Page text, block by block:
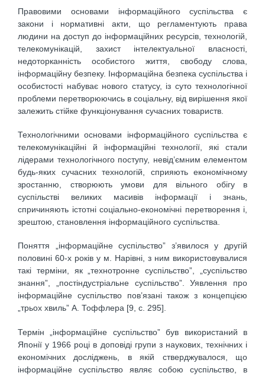
Правовими основами інформаційного суспільства є
закони і нормативні акти, що регламентують права
людини на доступ до інформаційних ресурсів, технологій,
телекомунікацій, захист інтелектуальної власності,
недоторканність особистого життя, свободу слова,
інформаційну безпеку. Інформаційна безпека суспільства і
особистості набуває нового статусу, із суто технологічної
проблеми перетворюючись в соціальну, від вирішення якої
залежить стійке функціонування сучасних товариств.
Технологічними основами інформаційного суспільства є
телекомунікаційні й інформаційні технології, які стали
лідерами технологічного поступу, невід’ємним елементом
будь-яких сучасних технологій, сприяють економічному
зростанню, створюють умови для вільного обігу в
суспільстві великих масивів інформації і знань,
спричиняють істотні соціально-економічні перетворення і,
зрештою, становлення інформаційного суспільства.
Поняття „інформаційне суспільство” з’явилося у другій
половині 60-х років у м. Нарівні, з ним використовувалися
такі терміни, як „технотронне суспільство”, „суспільство
знання”, „постіндустріальне суспільство”. Уявлення про
інформаційне суспільство пов’язані також з концепцією
„трьох хвиль” А. Тоффлера [9, с. 295].
Термін „інформаційне суспільство” був використаний в
Японії у 1966 році в доповіді групи з наукових, технічних і
економічних досліджень, в якій стверджувалося, що
інформаційне суспільство являє собою суспільство, в